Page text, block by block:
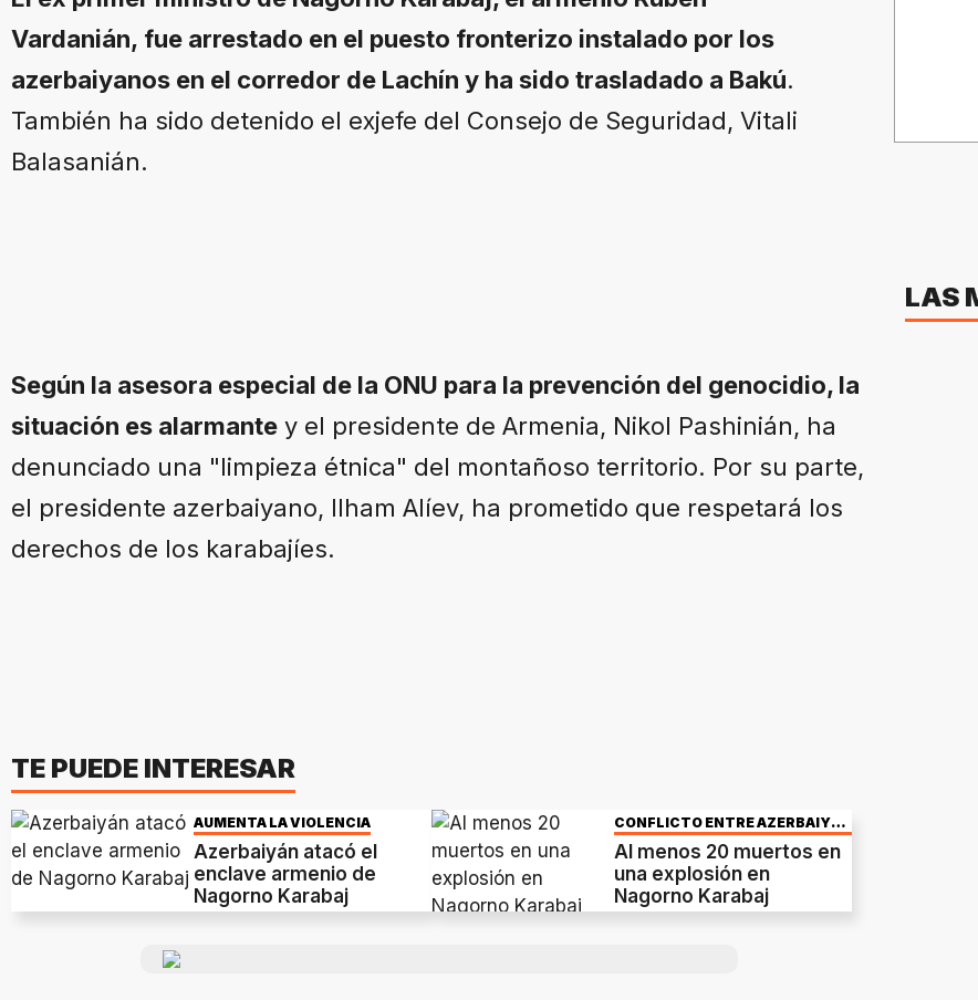
Vardanián, fue arrestado en el puesto fronterizo instalado por los
azerbaiyanos en el corredor de Lachín y ha sido trasladado a Bakú.
También ha sido detenido el exjefe del Consejo de Seguridad, Vitali
Balasanián.
Según la asesora especial de la ONU para la prevención del genocidio, la
situación es alarmante y el presidente de Armenia, Nikol Pashinián, ha
denunciado una "limpieza étnica" del montañoso territorio. Por su parte,
el presidente azerbaiyano, Ilham Alíev, ha prometido que respetará los
derechos de los karabajíes.
TE PUEDE INTERESAR
AUMENTA LA VIOLENCIA
Azerbaiyán atacó el
enclave armenio de
Nagorno Karabaj
CONFLICTO ENTRE AZERBAIYÁN
Y ARMENIA
Al menos 20 muertos en
una explosión en
Nagorno Karabaj
LAS